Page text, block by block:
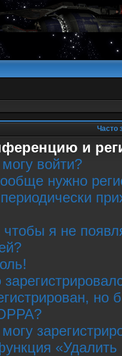
Часто
и
войти?
нужно
чтобы я не
но